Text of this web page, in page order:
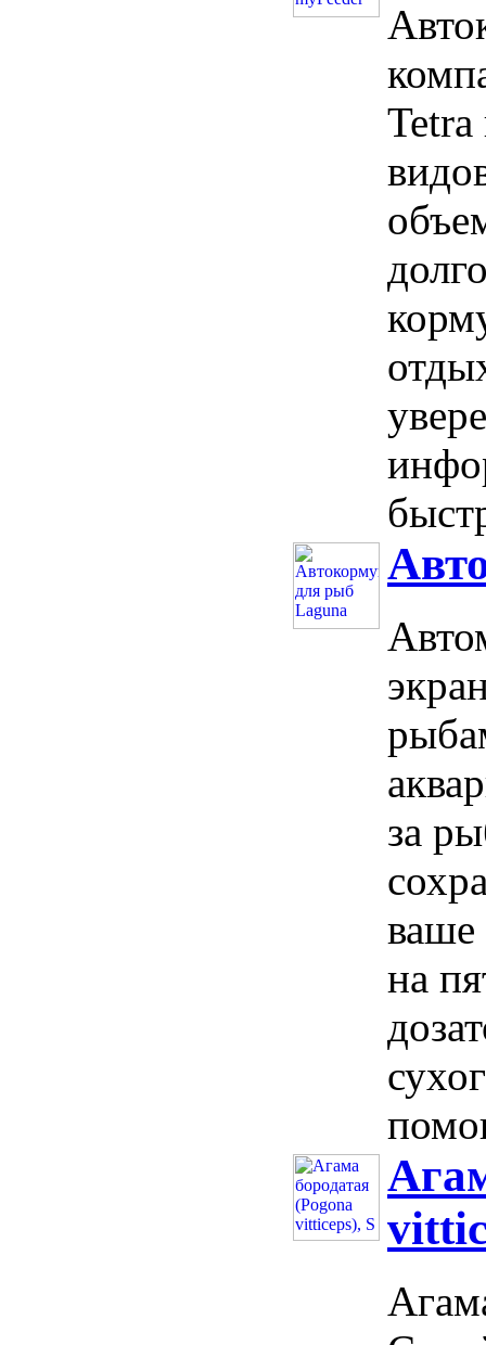
Tetra
за
ваше
на